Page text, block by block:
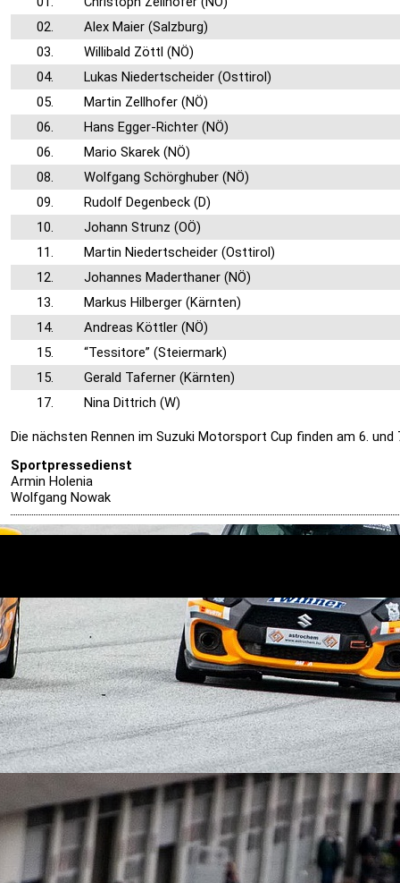
02.
Alex Maier (Salzburg)
03.
Willibald Zöttl (NÖ)
04.
Lukas Niedertscheider (Osttirol)
05.
Martin Zellhofer (NÖ)
06.
Hans Egger-Richter (NÖ)
06.
Mario Skarek (NÖ)
08.
Wolfgang Schörghuber (NÖ)
09.
Rudolf Degenbeck (D)
10.
Johann Strunz (OÖ)
11.
Martin Niedertscheider (Osttirol)
12.
Johannes Maderthaner (NÖ)
13.
Markus Hilberger (Kärnten)
14.
Andreas Köttler (NÖ)
15.
“Tessitore” (Steiermark)
15.
Gerald Taferner (Kärnten)
17.
Nina Dittrich (W)
Die nächsten Rennen im Suzuki Motorsport Cup finden am 6.
Sportpressedienst
Armin Holenia
Wolfgang Nowak